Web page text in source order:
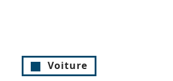
Voiture